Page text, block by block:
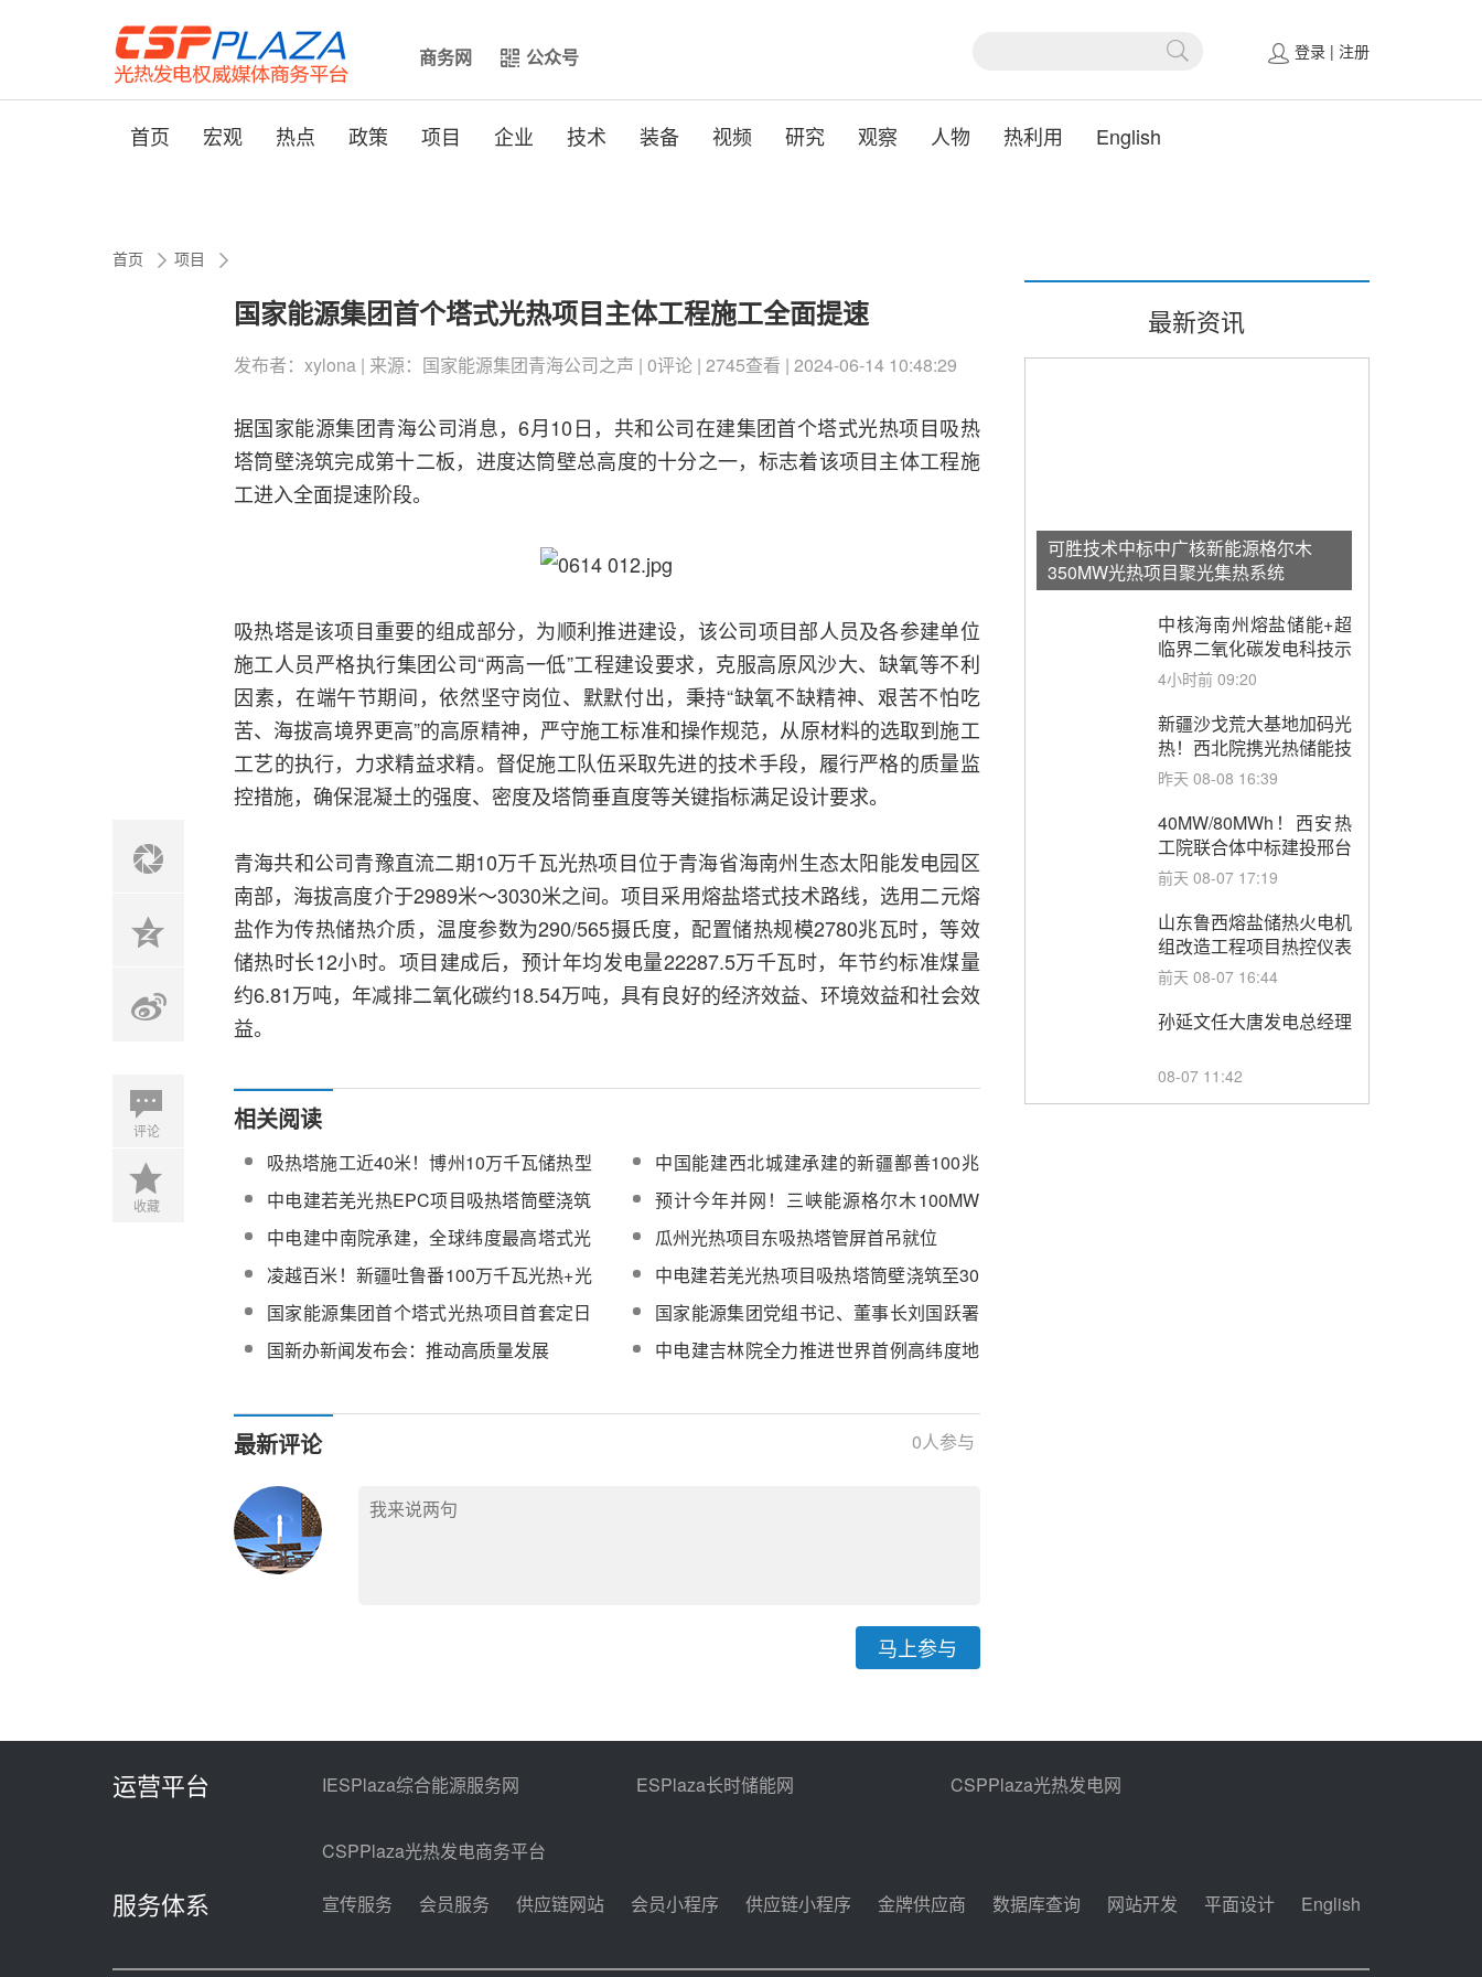
商务网 公众号 登录 | 注册
首页 宏观 热点 政策 项目 企业 技术 装备 视频 研究 观察 人物 热利用 English
首页 项目
国家能源集团首个塔式光热项目主体工程施工全面提速
发布者：xylona | 来源：国家能源集团青海公司之声 | 0评论 | 2745查看 | 2024-06-14 10:48:29
据国家能源集团青海公司消息，6月10日，共和公司在建集团首个塔式光热项目吸热
塔筒壁浇筑完成第十二板，进度达筒壁总高度的十分之一，标志着该项目主体工程施
工进入全面提速阶段。
吸热塔是该项目重要的组成部分，为顺利推进建设，该公司项目部人员及各参建单位
施工人员严格执行集团公司“两高一低”工程建设要求，克服高原风沙大、缺氧等不利
因素，在端午节期间，依然坚守岗位、默默付出，秉持“缺氧不缺精神、艰苦不怕吃
苦、海拔高境界更高”的高原精神，严守施工标准和操作规范，从原材料的选取到施工
工艺的执行，力求精益求精。督促施工队伍采取先进的技术手段，履行严格的质量监
控措施，确保混凝土的强度、密度及塔筒垂直度等关键指标满足设计要求。
青海共和公司青豫直流二期10万千瓦光热项目位于青海省海南州生态太阳能发电园区
南部，海拔高度介于2989米～3030米之间。项目采用熔盐塔式技术路线，选用二元熔
盐作为传热储热介质，温度参数为290/565摄氏度，配置储热规模2780兆瓦时，等效
储热时长12小时。项目建成后，预计年均发电量22287.5万千瓦时，年节约标准煤量
约6.81万吨，年减排二氧化碳约18.54万吨，具有良好的经济效益、环境效益和社会效
益。
评论
收藏
相关阅读
吸热塔施工近40米！博州10万千瓦储热型
光热项目年底起将分批投运
中国能建西北城建承建的新疆鄯善100兆
瓦光热发电项目吸热塔顺利到顶
中电建若羌光热EPC项目吸热塔筒壁浇筑
项目开工
预计今年并网！三峡能源格尔木100MW
光热项目吸热塔浇筑完成97％
中电建中南院承建，全球纬度最高塔式光
热电站吸热塔基础浇筑完成！
瓜州光热项目东吸热塔管屏首吊就位
凌越百米！新疆吐鲁番100万千瓦光热+光
伏一体化项目吸热塔第67板混凝土开始浇
筑
中电建若羌光热项目吸热塔筒壁浇筑至30
米
国家能源集团首个塔式光热项目首套定日
镜组装下线
国家能源集团党组书记、董事长刘国跃署
名文章
国新办新闻发布会：推动高质量发展
中电建吉林院全力推进世界首例高纬度地
最新评论 0人参与
马上参与
最新资讯
可胜技术中标中广核新能源格尔木
350MW光热项目聚光集热系统
中核海南州熔盐储能+超
临界二氧化碳发电科技示
范项目可研编制采购
4小时前 09:20
新疆沙戈荒大基地加码光
热！西北院携光热储能技
术与国能新疆电力深化战
昨天 08-08 16:39
40MW/80MWh！西安热
工院联合体中标建投邢台
热电熔盐储热调峰调频改
前天 08-07 17:19
山东鲁西熔盐储热火电机
组改造工程项目热控仪表
成套设备采购
前天 08-07 16:44
孙延文任大唐发电总经理
08-07 11:42
山北麓基地100MW光热
7400吨！迪尔化工成功
改造项目三元液态盐采购
08-05 14:12
运营平台 IESPlaza综合能源服务网 ESPlaza长时储能网 CSPPlaza光热发电网
CSPPlaza光热发电商务平台
服务体系 宣传服务 会员服务 供应链网站 会员小程序 供应链小程序 金牌供应商 数据库查询 网站开发 平面设计 English